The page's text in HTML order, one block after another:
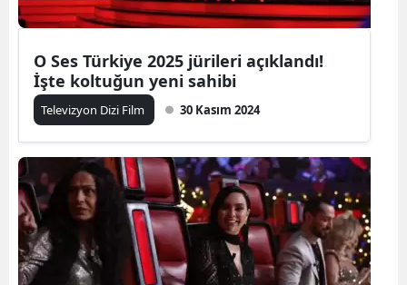
O Ses Türkiye 2025 jürileri açıklandı!
İşte koltuğun yeni sahibi
Televizyon Dizi Film 30 Kasım 2024